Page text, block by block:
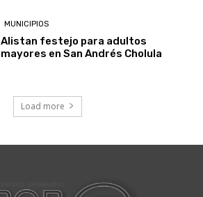
MUNICIPIOS
Alistan festejo para adultos
mayores en San Andrés Cholula
Load more